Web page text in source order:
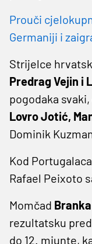
Prouči
Germaniji i
Strijelce
Predrag Vejin i
pogodaka
Lovro Jotić,
Dominik
Kod
Rafael Peixoto
Momčad
rezultatsku
do 12. miunte,